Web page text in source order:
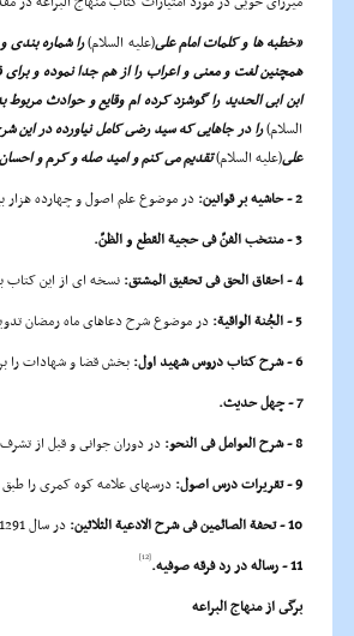
«خطبه ها و کلمات امام على(علیه السلام)را شماره بندى
همچنین لغت و معنى و اعراب را از هم جدا نموده و
ابن ابى الحدید را گوشزد کرده ام وقایع و حوادث
السلام)را در جاهایى که سید رضى کامل نیاورده در این
على(علیه السلام)تقدیم مى کنم و امید صله و کرم و
2 - حاشیه بر قوانین:
در موضوع علم اصول و چهارده
3 - منتخب الفنّ فى حجیة القطع و الظنّ.
4 - احقاق الحق فى تحقیق المشتق:
نسخه اى از این کتاب
5 - الجُنة الواقیة:
در موضوع شرح دعاهاى ماه رمضان
6 - شرح کتاب دروس شهید اول:
بخش قضا و شهادات را
7 - چهل حدیث.
8 - شرح العوامل فى النحو:
در دوران جوانى و قبل از تشرف به
9 - تقریرات درس اصول:
درسهاى علامه کوه کمرى را طبق رسائل شیخ
10 - تحفة الصائمین فى شرح الادعیة الثلاثین:
در سال 1291ق در خوى نوشته است.
11 - رساله در رد فرقه صوفیه.
[12]
برگى از منهاج البراعه